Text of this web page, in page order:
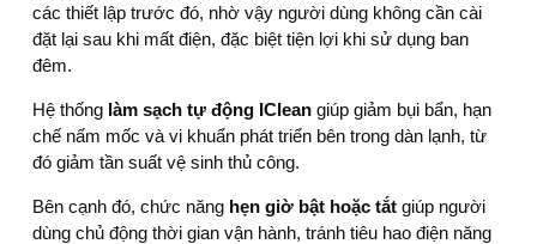
các thiết lập trước đó, nhờ vậy người dùng không cần cài
đặt lại sau khi mất điện, đặc biệt tiện lợi khi sử dụng ban
đêm.
Hệ thống làm sạch tự động IClean giúp giảm bụi bẩn, hạn
chế nấm mốc và vi khuẩn phát triển bên trong dàn lạnh, từ
đó giảm tần suất vệ sinh thủ công.
Bên cạnh đó, chức năng hẹn giờ bật hoặc tắt giúp người
dùng chủ động thời gian vận hành, tránh tiêu hao điện năng